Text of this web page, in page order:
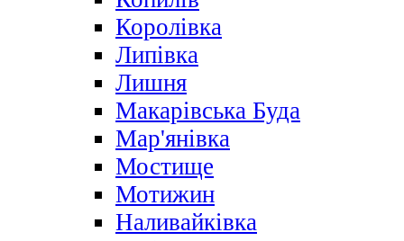
Королівка
Липівка
Лишня
Макарівська Буда
Мар'янівка
Мостище
Мотижин
Наливайківка